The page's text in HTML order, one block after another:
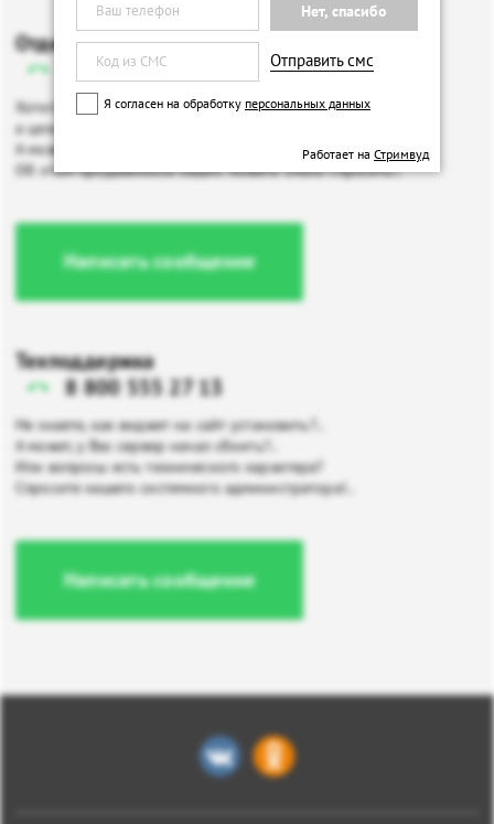
Отдел продаж
8 800 555 27 13
Хотите приобрести виджеты для своего сайта,
а цены и все эти непонятные цифры кусаются?..
А может, скидку огромную желаете получить?.
Об этом продажников наших можете смело спросить!.
Написать сообщение
Техподдержка
8 800 555 27 13
Не знаете, как виджет на сайт установить?..
А может, у Вас сервер начал сбоить?..
Или вопросы есть технического характера?
Спросите нашего системного администратора!..
Написать сообщение
Нет, спасибо
Отправить смс
Я согласен на обработку персональных данных
Работает на Стримвуд